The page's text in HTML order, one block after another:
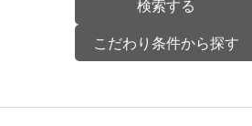
こだわり条件から探す